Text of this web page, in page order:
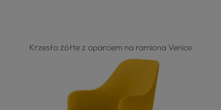
Krzesło żółte z oparciem na ramiona Venice